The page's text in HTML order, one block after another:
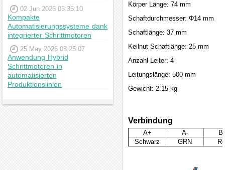
02 Jun 2026 03:35:10
Kompakte
Automatisierungssysteme dank
integrierter Schrittmotoren
25 May 2026 03:25:07
Anwendung Hybrid
Schrittmotoren in
automatisierten
Produktionslinien
Körper Länge: 74 mm
Schaftdurchmesser: Φ14 mm
Schaftlänge: 37 mm
Keilnut Schaftlänge: 25 mm
Anzahl Leiter: 4
Leitungslänge: 500 mm
Gewicht: 2.15 kg
Verbindung
A+ A-
Schwarz
GRN